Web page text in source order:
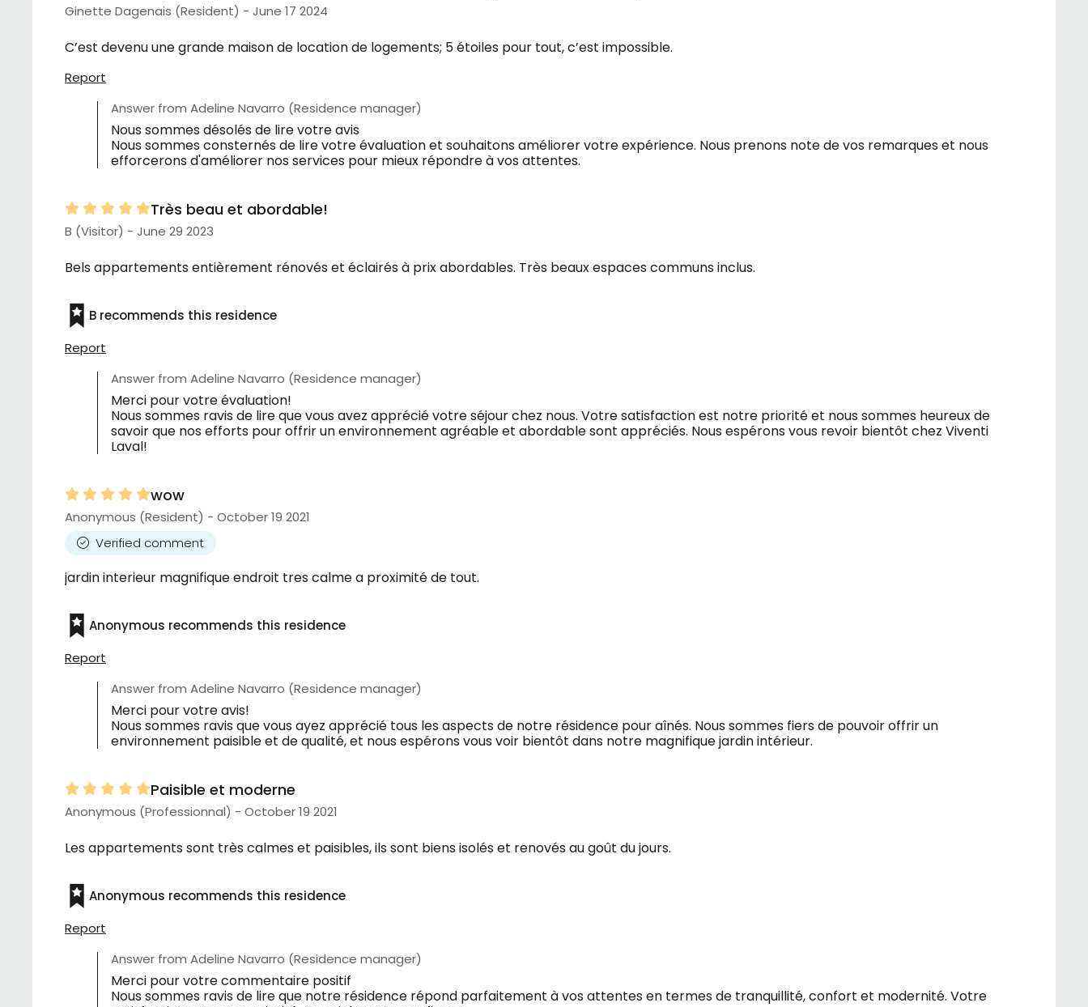
Ginette Dagenais (Resident) - June 17 2024
C’est devenu une grande maison de location de logements; 5 étoiles pour tout, c’est impossible.
Report
Answer from Adeline Navarro (Residence manager)
Nous sommes désolés de lire votre avis
Nous sommes consternés de lire votre évaluation et souhaitons améliorer votre expérience. Nous prenons note de vos remarques et nous
efforcerons d'améliorer nos services pour mieux répondre à vos attentes.
Très beau et abordable!
B (Visitor) - June 29 2023
Bels appartements entièrement rénovés et éclairés à prix abordables. Très beaux espaces communs inclus.
B recommends this residence
Report
Answer from Adeline Navarro (Residence manager)
Merci pour votre évaluation!
Nous sommes ravis de lire que vous avez apprécié votre séjour chez nous. Votre satisfaction est notre priorité et nous sommes heureux de
savoir que nos efforts pour offrir un environnement agréable et abordable sont appréciés. Nous espérons vous revoir bientôt chez Viventi
Laval!
wow
Anonymous (Resident) - October 19 2021
Verified comment
jardin interieur magnifique endroit tres calme a proximité de tout.
Anonymous recommends this residence
Report
Answer from Adeline Navarro (Residence manager)
Merci pour votre avis!
Nous sommes ravis que vous ayez apprécié tous les aspects de notre résidence pour aînés. Nous sommes fiers de pouvoir offrir un
environnement paisible et de qualité, et nous espérons vous voir bientôt dans notre magnifique jardin intérieur.
Paisible et moderne
Anonymous (Professionnal) - October 19 2021
Les appartements sont très calmes et paisibles, ils sont biens isolés et renovés au goût du jours.
Anonymous recommends this residence
Report
Answer from Adeline Navarro (Residence manager)
Merci pour votre commentaire positif
Nous sommes ravis de lire que notre résidence répond parfaitement à vos attentes en termes de tranquillité, confort et modernité. Votre